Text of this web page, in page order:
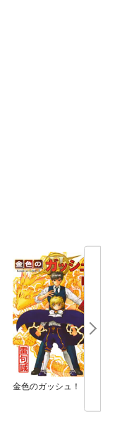
金色のガッシュ！！ 2